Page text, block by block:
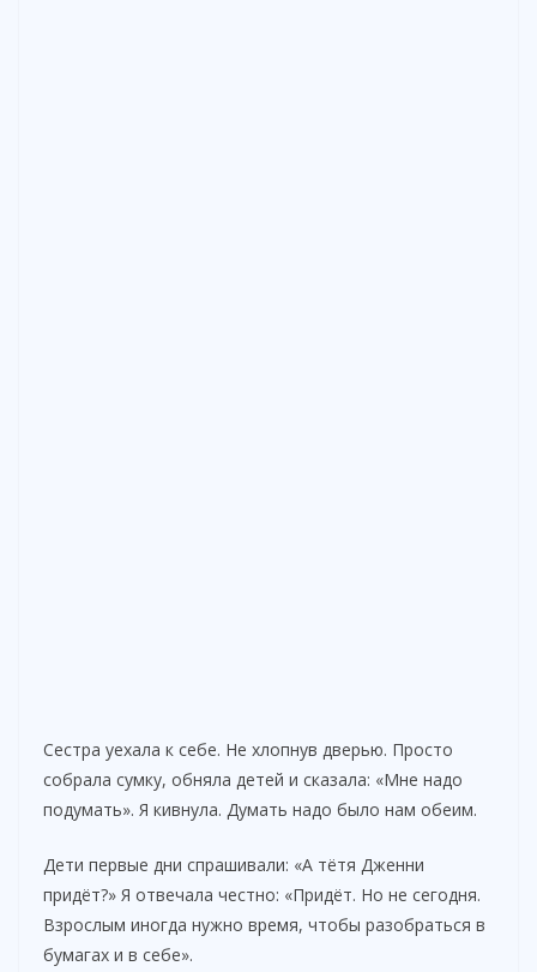
Сестра уехала к себе. Не хлопнув дверью. Просто
собрала сумку, обняла детей и сказала: «Мне надо
подумать». Я кивнула. Думать надо было нам обеим.
Дети первые дни спрашивали: «А тётя Дженни
придёт?» Я отвечала честно: «Придёт. Но не сегодня.
Взрослым иногда нужно время, чтобы разобраться в
бумагах и в себе».